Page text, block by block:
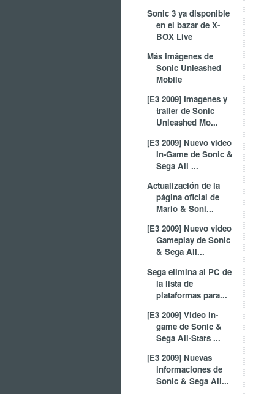
Sonic 3 ya disponible
en el bazar de X-
BOX Live
Más imágenes de
Sonic Unleashed
Mobile
[E3 2009] Imagenes y
trailer de Sonic
Unleashed Mo...
[E3 2009] Nuevo video
In-Game de Sonic &
Sega All ...
Actualización de la
página oficial de
Mario & Soni...
[E3 2009] Nuevo video
Gameplay de Sonic
& Sega All...
Sega elimina al PC de
la lista de
plataformas para...
[E3 2009] Video in-
game de Sonic &
Sega All-Stars ...
[E3 2009] Nuevas
informaciones de
Sonic & Sega All...